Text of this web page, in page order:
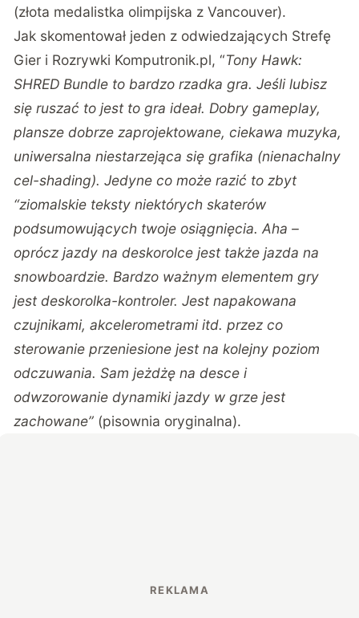
(złota medalistka olimpijska z Vancouver).
Jak skomentował jeden z odwiedzających Strefę
Gier i Rozrywki Komputronik.pl, “Tony Hawk:
SHRED Bundle to bardzo rzadka gra. Jeśli lubisz
się ruszać to jest to gra ideał. Dobry gameplay,
plansze dobrze zaprojektowane, ciekawa muzyka,
uniwersalna niestarzejąca się grafika (nienachalny
cel-shading). Jedyne co może razić to zbyt
“ziomalskie teksty niektórych skaterów
podsumowujących twoje osiągnięcia. Aha –
oprócz jazdy na deskorolce jest także jazda na
snowboardzie. Bardzo ważnym elementem gry
jest deskorolka-kontroler. Jest napakowana
czujnikami, akcelerometrami itd. przez co
sterowanie przeniesione jest na kolejny poziom
odczuwania. Sam jeżdżę na desce i
odwzorowanie dynamiki jazdy w grze jest
zachowane” (pisownia oryginalna).